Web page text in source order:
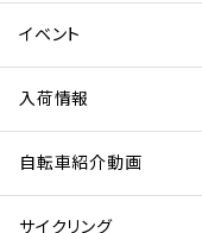
イベント
入荷情報
自転車紹介動画
サイクリング